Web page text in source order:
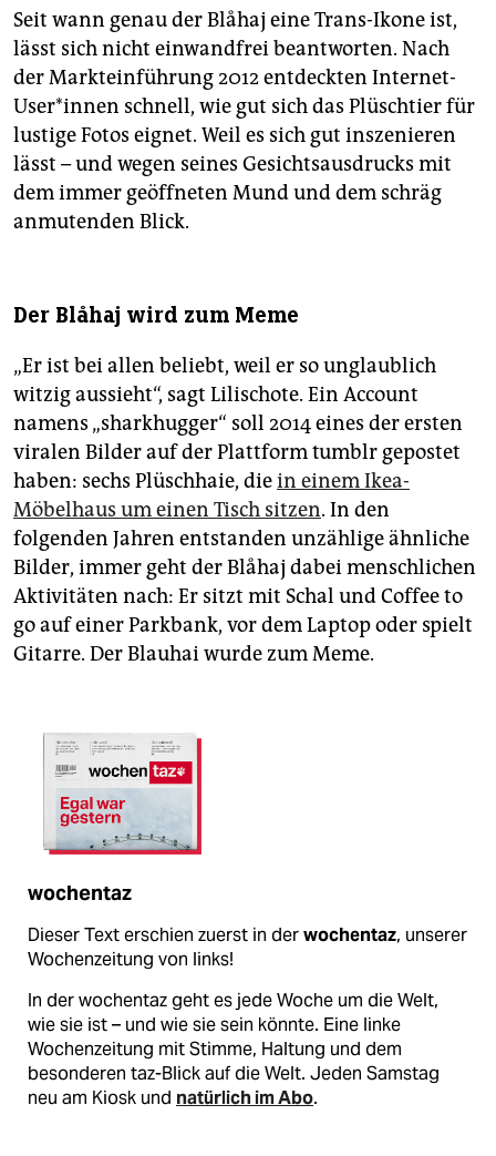
Seit wann genau der Blåhaj eine Trans-Ikone ist,
lässt sich nicht einwandfrei beantworten. Nach
der Markteinführung 2012 entdeckten Internet-
User*innen schnell, wie gut sich das Plüschtier für
lustige Fotos eignet. Weil es sich gut inszenieren
lässt – und wegen seines Gesichtsausdrucks mit
dem immer geöffneten Mund und dem schräg
anmutenden Blick.
Der Blåhaj wird zum Meme
„Er ist bei allen beliebt, weil er so unglaublich
witzig aussieht“, sagt Lilischote. Ein Account
namens „sharkhugger“ soll 2014 eines der ersten
viralen Bilder auf der Plattform tumblr gepostet
haben: sechs Plüschhaie, diein einem Ikea-
Möbelhaus um einen Tisch sitzen. In den
folgenden Jahren entstanden unzählige ähnliche
Bilder, immer geht der Blåhaj dabei menschlichen
Aktivitäten nach: Er sitzt mit Schal und Coffee to
go auf einer Parkbank, vor dem Laptop oder spielt
Gitarre. Der Blauhai wurde zum Meme.
wochentaz
Dieser Text erschien zuerst in derwochentaz, unserer
Wochenzeitung von links!
In der wochentaz geht es jede Woche um die Welt,
wie sie ist – und wie sie sein könnte. Eine linke
Wochenzeitung mit Stimme, Haltung und dem
besonderen taz-Blick auf die Welt. Jeden Samstag
neu am Kiosk und natürlich im Abo.